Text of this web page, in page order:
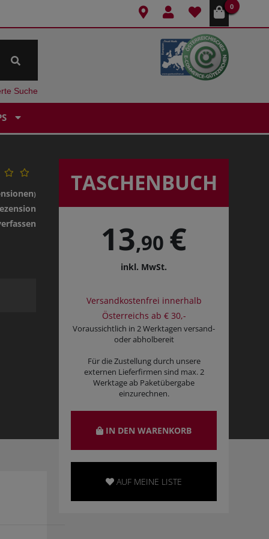
0
Suche
) TASCHENBUCH
13,90 €
inkl. MwSt.
Versandkostenfrei innerhalb
Österreichs ab € 30,-
Voraussichtlich in 2 Werktagen versand-
oder abholbereit
Für die Zustellung durch unsere
externen Lieferfirmen sind max. 2
Werktage ab Paketübergabe
einzurechnen.
IN DEN WARENKORB
AUF MEINE LISTE